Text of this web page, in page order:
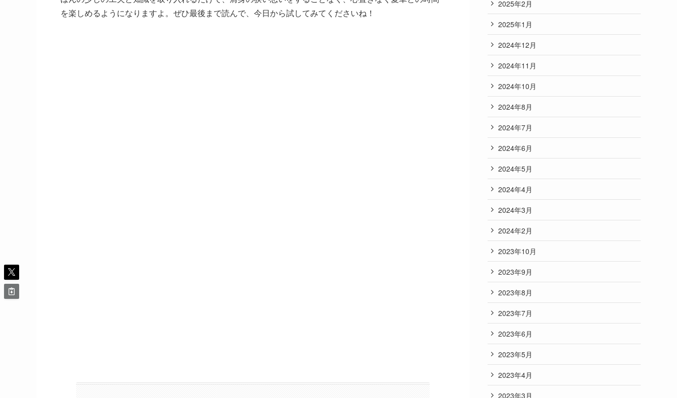
を楽しめるようになりますよ。ぜひ最後まで読んで、今日から試してみてくださいね！
2025年2月
2025年1月
2024年12月
2024年11月
2024年10月
2024年8月
2024年7月
2024年6月
2024年5月
2024年4月
2024年3月
2024年2月
2023年10月
2023年9月
2023年8月
2023年7月
2023年6月
2023年5月
2023年4月
2023年3月